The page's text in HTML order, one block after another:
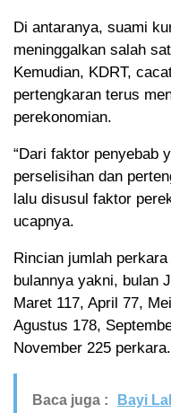
Di antaranya, suami
meninggalkan salah
Kemudian, KDRT,
pertengkaran terus
perekonomian.
“Dari faktor penyebab
perselisihan dan
lalu disusul faktor
ucapnya.
Rincian jumlah
bulannya yakni, bulan
Maret 117, April 77,
Agustus 178,
November 225 perkara.
Baca juga :
Bayi